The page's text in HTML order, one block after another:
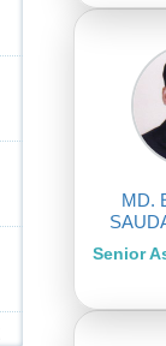
MD.
Senior